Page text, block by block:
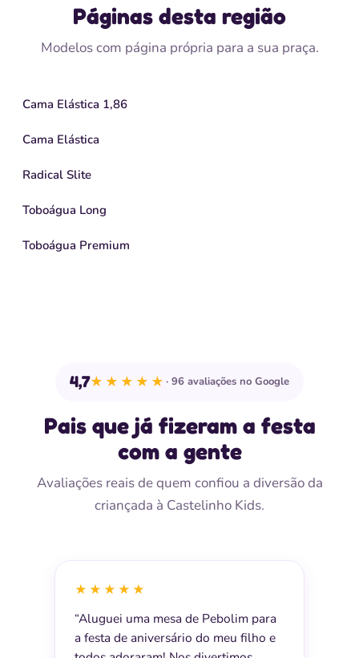
Páginas desta região
Modelos com página própria para a sua praça.
Cama Elástica 1,86
Cama Elástica
Radical Slite
Toboágua Long
Toboágua Premium
4,7★★★★★ 96 avaliações no Google
Pais que já fizeram a festa
com a gente
Avaliações reais de quem confiou a diversão da
criançada à Castelinho Kids.
★★★★★
“Aluguei uma mesa de Pebolim para
a festa de aniversário do meu filho e